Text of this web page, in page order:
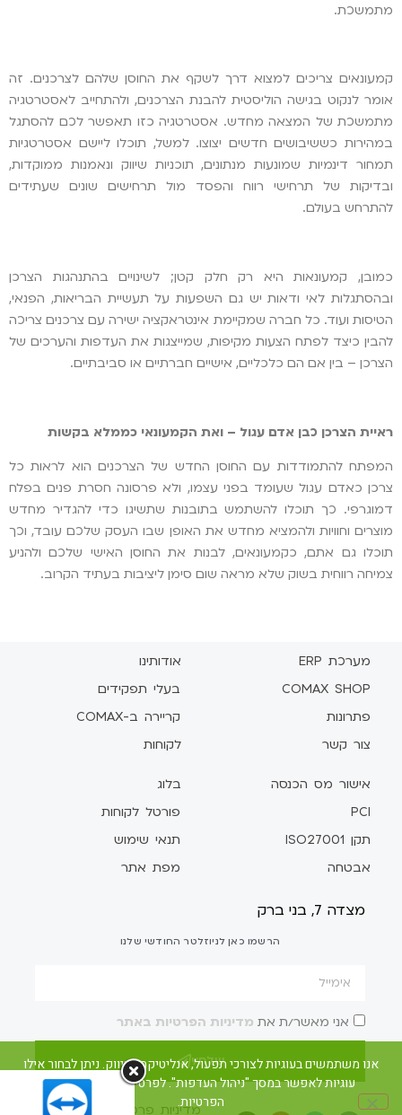
מתמשכת.
קמעונאים צריכים למצוא דרך לשקף את החוסן שלהם לצרכנים. זה
אומר לנקוט בגישה הוליסטית להבנת הצרכנים, ולהתחייב לאסטרטגיה
מתמשכת של המצאה מחדש. אסטרטגיה כזו תאפשר לכם להסתגל
במהירות כששיבושים חדשים יצוצו. למשל, תוכלו ליישם אסטרטגיות
תמחור דינמיות שמונעות מנתונים, תוכניות שיווק ונאמנות ממוקדות,
ובדיקות של תרחישי רווח והפסד מול תרחישים שונים שעתידים
להתרחש בעולם.
כמובן, קמעונאות היא רק חלק קטן; לשינויים בהתנהגות הצרכן
ובהסתגלות לאי ודאות יש גם השפעות על תעשיית הבריאות, הפנאי,
הטיסות ועוד. כל חברה שמקיימת אינטראקציה ישירה עם צרכנים צריכה
להבין כיצד לפתח הצעות מקיפות, שמייצגות את העדפות והערכים של
הצרכן – בין אם הם כלכליים, אישיים חברתיים או סביבתיים.
ראיית הצרכן כבן אדם עגול – ואת הקמעונאי כממלא בקשות
המפתח להתמודדות עם החוסן החדש של הצרכנים הוא לראות כל
צרכן כאדם עגול שעומד בפני עצמו, ולא פרסונה חסרת פנים בפלח
דמוגרפי. כך תוכלו להשתמש בתובנות שתשיגו כדי להגדיר מחדש
מוצרים וחוויות ולהמציא מחדש את האופן שבו העסק שלכם עובד, וכך
תוכלו גם אתם, כקמעונאים, לבנות את החוסן האישי שלכם ולהניע
צמיחה רווחית בשוק שלא מראה שום סימן ליציבות בעתיד הקרוב.
מערכת ERP
COMAX SHOP
פתרונות
צור קשר
אודותינו
בעלי תפקידים
קריירה ב-COMAX
לקוחות
אישור מס הכנסה
PCI
תקן ISO27001
אבטחה
בלוג
פורטל לקוחות
תנאי שימוש
מפת אתר
מצדה 7, בני ברק
הרשמו כאן לניוזלטר החודשי שלנו
אני מאשר/ת את מדיניות הפרטיות באתר
שלח/י
מדיניות פרטיות הצהרת נגישות
אנו משתמשים בעוגיות לצורכי תפעול, אנליטיקה ושיווק. ניתן לבחור אילו
עוגיות לאפשר במסך "ניהול העדפות". לפרטים ראו את מדיניות
הפרטיות.